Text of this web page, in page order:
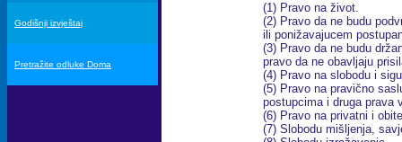
Godišnji izvještaj
Pretražite odluke Doma
(1) Pravo na život.
(2) Pravo da ne budu
ili ponižavajucem
(3) Pravo da ne budu
pravo da ne obavljaju
(4) Pravo na slobodu i
(5) Pravo na pravično
postupcima i druga prava
(6) Pravo na privatni i
(7) Slobodu mišljenja,